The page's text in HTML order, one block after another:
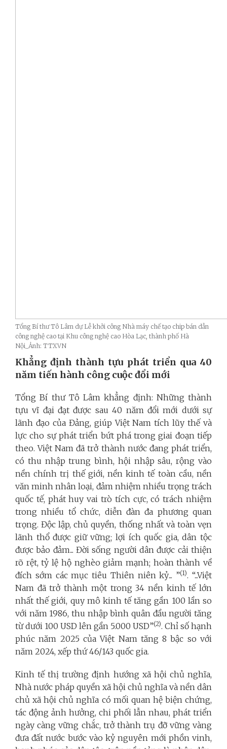
Tổng Bí thư Tô Lâm dự Lễ khởi công Nhà máy chế tạo chip bán dẫn
công nghệ cao tại Khu công nghệ cao Hòa Lạc, thành phố Hà
Nội_Ảnh: TTXVN
Khẳng định thành tựu phát triển qua 40
năm tiến hành công cuộc đổi mới
Tổng Bí thư Tô Lâm khẳng định: Những thành
tựu vĩ đại đạt được sau 40 năm đổi mới dưới sự
lãnh đạo của Đảng, giúp Việt Nam tích lũy thế và
lực cho sự phát triển bứt phá trong giai đoạn tiếp
theo. Việt Nam đã trở thành nước đang phát triển,
có thu nhập trung bình, hội nhập sâu, rộng vào
nền chính trị thế giới, nền kinh tế toàn cầu, nền
văn minh nhân loại, đảm nhiệm nhiều trọng trách
quốc tế, phát huy vai trò tích cực, có trách nhiệm
trong nhiều tổ chức, diễn đàn đa phương quan
trọng. Độc lập, chủ quyền, thống nhất và toàn vẹn
lãnh thổ được giữ vững; lợi ích quốc gia, dân tộc
được bảo đảm... Đời sống người dân được cải thiện
rõ rệt, tỷ lệ hộ nghèo giảm mạnh; hoàn thành về
đích sớm các mục tiêu Thiên niên kỷ... ”(1). “...Việt
Nam đã trở thành một trong 34 nền kinh tế lớn
nhất thế giới, quy mô kinh tế tăng gần 100 lần so
với năm 1986, thu nhập bình quân đầu người tăng
từ dưới 100 USD lên gần 5.000 USD”(2). Chỉ số hạnh
phúc năm 2025 của Việt Nam tăng 8 bậc so với
năm 2024, xếp thứ 46/143 quốc gia.
Kinh tế thị trường định hướng xã hội chủ nghĩa,
Nhà nước pháp quyền xã hội chủ nghĩa và nền dân
chủ xã hội chủ nghĩa có mối quan hệ biện chứng,
tác động ảnh hưởng, chi phối lẫn nhau, phát triển
ngày càng vững chắc, trở thành trụ đỡ vững vàng
đưa đất nước bước vào kỷ nguyên mới phồn vinh,